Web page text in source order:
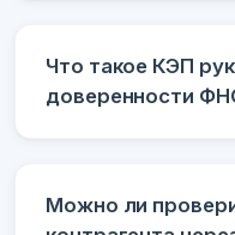
Что такое КЭП
доверенности
Можно ли